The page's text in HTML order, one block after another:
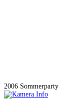
2006 Sommerparty